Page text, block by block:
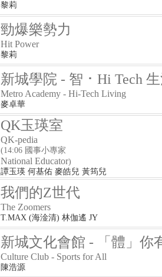
黎莉
勁爆樂勢力
Hit Power
黎莉
新城學院 - 智 ･ Hi Tech
Metro Academy - Hi-Tech Living
麥卓華
QK玉瑛室
QK-pedia
(14:06 國事小專家
National Educator)
譚玉瑛 何基佑 麥皓兒 黃筠兒
我們的Z世代
The Zoomers
T.MAX (海淦清) 林伽遙 JY
新城文化會館 - 「體」你
Culture Club - Sports for All
陳浩源